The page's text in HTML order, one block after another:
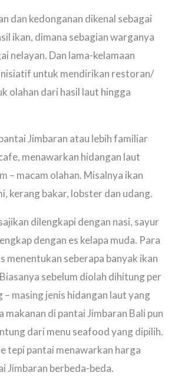
dan kedonganan dikenal sebagai
ikan, dimana sebagian warganya
nelayan. Dan lama-kelamaan
untuk mendirikan restoran/
olahan dari hasil laut hingga
Jimbaran atau lebih familiar
menawarkan hidangan laut
– macam olahan. Misalnya ikan
kerang bakar, lobster dan udang.
dilengkapi dengan nasi, sayur
dengan es kelapa muda. Para
menentukan seberapa banyak ikan
sebelum diolah dihitung per
– masing jenis hidangan laut yang
makanan di pantai Jimbaran Bali pun
dari menu seafood yang dipilih.
tepi pantai menawarkan harga
Jimbaran berbeda-beda.